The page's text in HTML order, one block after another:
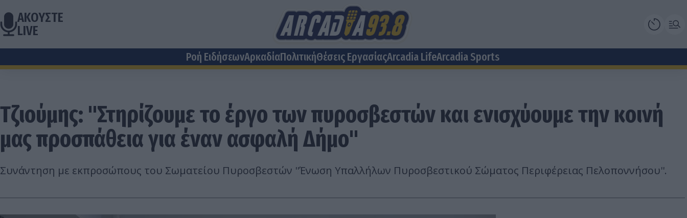
ΑΚΟΥΣΤΕ
LIVE
Ροή ΕιδήσεωνΑρκαδίαΠολιτικήΘέσεις EργασίαςArcadia LifeArcadia Sports
Τζιούμης: "Στηρίζουμε το έργο των πυροσβεστών και ενισχύουμε την κοινή
μας προσπάθεια για έναν ασφαλή Δήμο"
Συνάντηση με εκπροσώπους του Σωματείου Πυροσβεστών ''Ένωση Υπαλλήλων Πυροσβεστικού Σώματος Περιφέρειας Πελοποννήσου''.